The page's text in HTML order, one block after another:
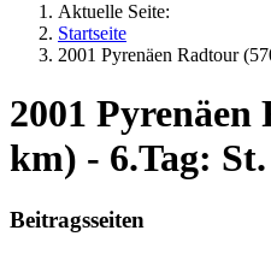
Aktuelle Seite:
Startseite
2001 Pyrenäen Radtour
2001 Pyrenäen
km) - 6.Tag:
Beitragsseiten